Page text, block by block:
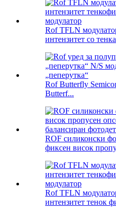
Rof TFLN
интензитет со
Rof Butterfly
Butterf...
ROF силиконски
фиксен висок
Rof TFLN
интензитет тенок